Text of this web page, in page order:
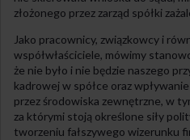
złożonego przez zarząd spółki
Jako pracownicy, związkowcy i
współwłaściciele, mówimy
że nie było i nie będzie naszego
kadrowej w spółce oraz
przez środowiska zewnętrzne, w
za którymi stoją określone siły
tworzeniu fałszywego wizerunku